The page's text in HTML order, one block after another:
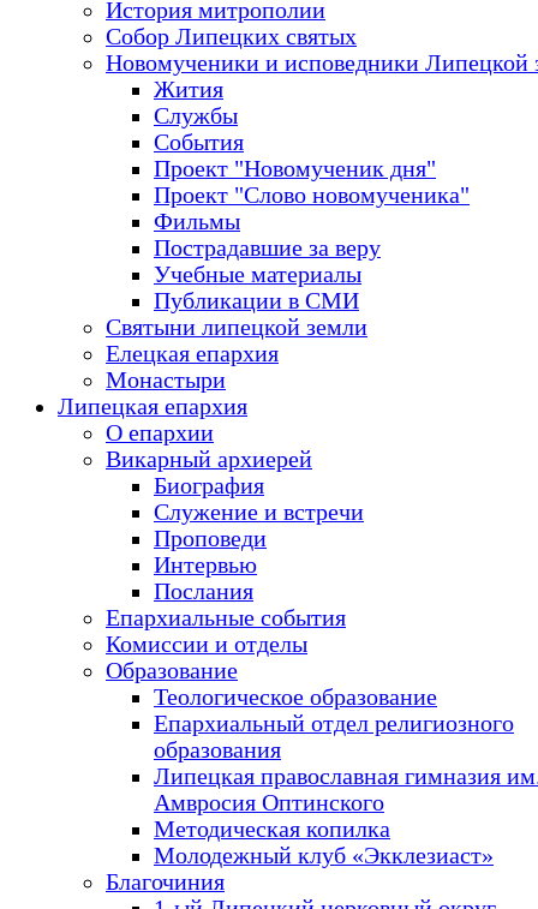
История митрополии
Собор Липецких святых
Новомученики и исповедники Липецкой
Жития
Службы
События
Проект "Новомученик дня"
Проект "Слово новомученика"
Фильмы
Пострадавшие за веру
Учебные материалы
Публикации в СМИ
Святыни липецкой земли
Елецкая епархия
Монастыри
Липецкая епархия
О епархии
Викарный архиерей
Биография
Служение и встречи
Проповеди
Интервью
Послания
Епархиальные события
Комиссии и отделы
Образование
Теологическое образование
Епархиальный отдел религиозного
образования
Липецкая православная гимназия
Амвросия Оптинского
Методическая копилка
Молодежный клуб «Экклезиаст»
Благочиния